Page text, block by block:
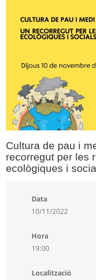
Cultura de pau i
recorregut per les
ecològiques i
Data
10/11/2022
Hora
19:00
Localització